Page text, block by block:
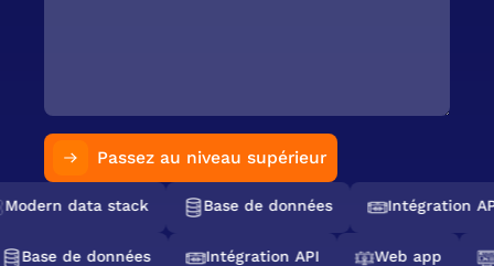
Passez au niveau supérieur
data stack Base de données Intégration API
Base de données Intégration API Web app